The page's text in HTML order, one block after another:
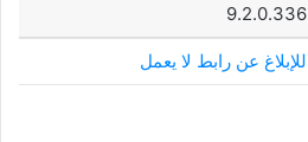
9.2.0.336
للإبلاغ عن رابط لا يعمل